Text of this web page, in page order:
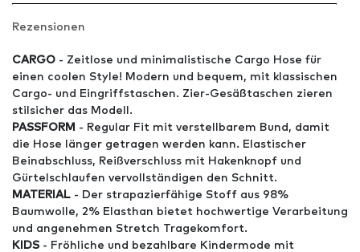
Rezensionen
CARGO - Zeitlose und minimalistische Cargo Hose für
einen coolen Style! Modern und bequem, mit klassischen
Cargo- und Eingriffstaschen. Zier-Gesäßtaschen zieren
stilsicher das Modell.
PASSFORM - Regular Fit mit verstellbarem Bund, damit
die Hose länger getragen werden kann. Elastischer
Beinabschluss, Reißverschluss mit Hakenknopf und
Gürtelschlaufen vervollständigen den Schnitt.
MATERIAL - Der strapazierfähige Stoff aus 98%
Baumwolle, 2% Elasthan bietet hochwertige Verarbeitung
und angenehmen Stretch Tragekomfort.
KIDS - Fröhliche und bezahlbare Kindermode mit